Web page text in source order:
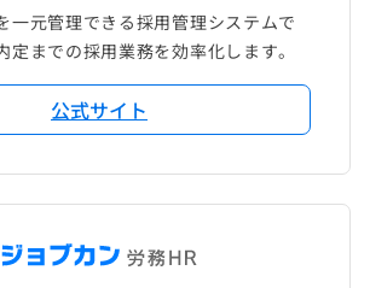
一元管理できる採用管理システムで
定までの採用業務を効率化します。
公式サイト